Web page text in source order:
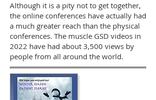
Although it is a pity not to get together,
the online conferences have actually had
a much greater reach than the physical
conferences. The muscle GSD videos in
2022 have had about 3,500 views by
people from all around the world.